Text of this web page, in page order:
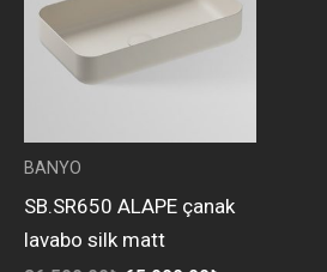
BANYO
SB.SR650 ALAPE çanak
lavabo silk matt